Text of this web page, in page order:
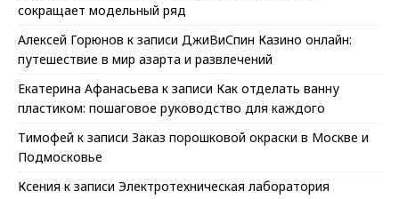
сокращает модельный ряд
Алексей Горюнов к записи ДжиВиСпин Казино онлайн:
путешествие в мир азарта и развлечений
Екатерина Афанасьева к записи Как отделать ванну
пластиком: пошаговое руководство для каждого
Тимофей к записи Заказ порошковой окраски в Москве и
Подмосковье
Ксения к записи Электротехническая лаборатория